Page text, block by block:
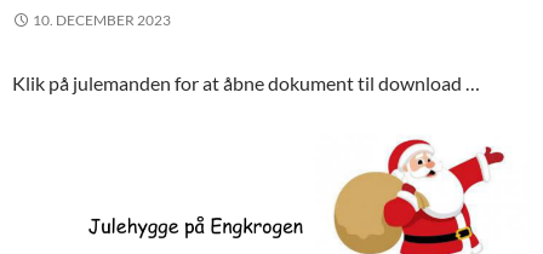
10. DECEMBER 2023
Klik på julemanden for at åbne dokument til download …